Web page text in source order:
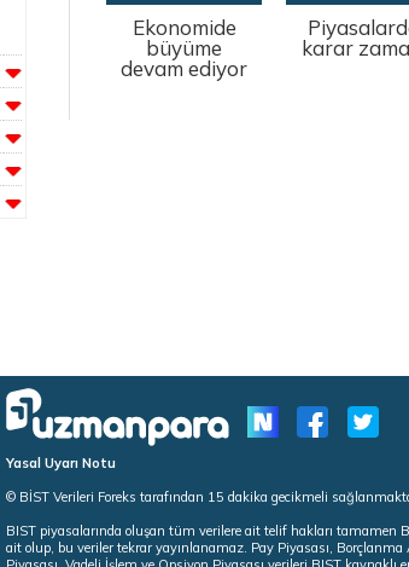
Ekonomide
büyüme
devam ediyor
karar
Yasal Uyarı Notu
© BİST Verileri Foreks tarafından 15 dakika gecikmeli
BIST piyasalarında oluşan tüm verilere ait telif hakları tamamen
ait olup, bu veriler tekrar yayınlanamaz. Pay Piyasası, Borçlanma